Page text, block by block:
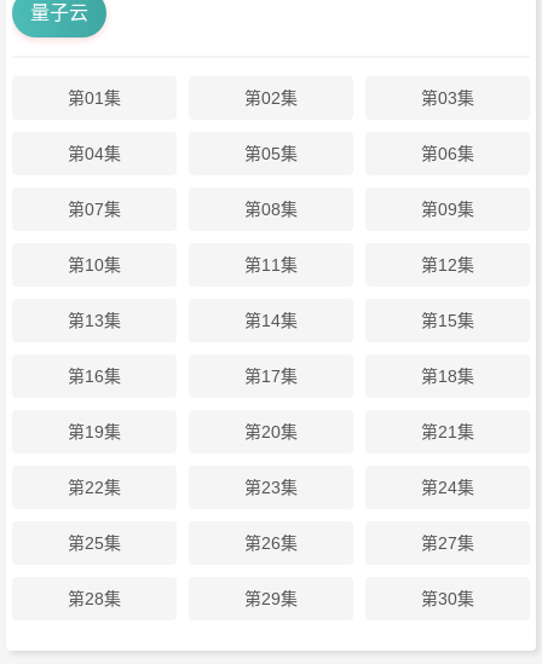
量子云
第01集 第02集 第03集
第04集 第05集 第06集
第07集 第08集 第09集
第10集 第11集 第12集
第13集 第14集 第15集
第16集 第17集 第18集
第19集 第20集 第21集
第22集 第23集 第24集
第25集 第26集 第27集
第28集 第29集 第30集